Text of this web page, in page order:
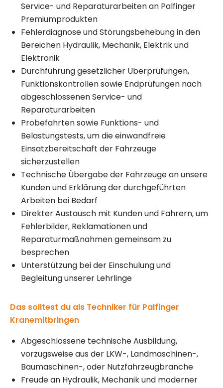
Service- und Reparaturarbeiten an Palfinger
Premiumprodukten
Fehlerdiagnose und Störungsbehebung in den
Bereichen Hydraulik, Mechanik, Elektrik und
Elektronik
Durchführung gesetzlicher Überprüfungen,
Funktionskontrollen sowie Endprüfungen nach
abgeschlossenen Service- und
Reparaturarbeiten
Probefahrten sowie Funktions- und
Belastungstests, um die einwandfreie
Einsatzbereitschaft der Fahrzeuge
sicherzustellen
Technische Übergabe der Fahrzeuge an unsere
Kunden und Erklärung der durchgeführten
Arbeiten bei Bedarf
Direkter Austausch mit Kunden und Fahrern, um
Fehlerbilder, Reklamationen und
Reparaturmaßnahmen gemeinsam zu
besprechen
Unterstützung bei der Einschulung und
Begleitung unserer Lehrlinge
Das solltest du als Techniker für Palfinger
Kranemitbringen
Abgeschlossene technische Ausbildung,
vorzugsweise aus der LKW-, Landmaschinen-,
Baumaschinen-, oder Nutzfahrzeugbranche
Freude an Hydraulik, Mechanik und moderner